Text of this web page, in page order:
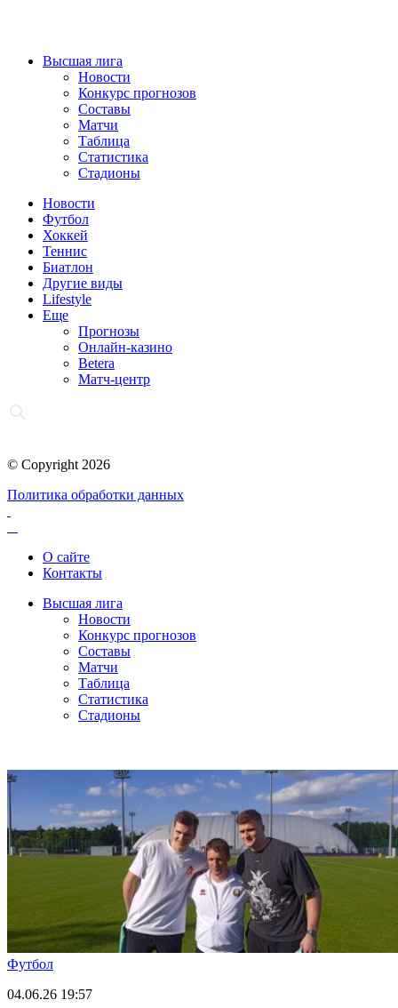
Высшая лига
Новости
Конкурс прогнозов
Составы
Матчи
Таблица
Статистика
Стадионы
Новости
Футбол
Хоккей
Теннис
Биатлон
Другие виды
Lifestyle
Еще
Прогнозы
Онлайн-казино
Betera
Матч-центр
© Copyright 2026
Политика обработки данных
О сайте
Контакты
Высшая лига
Новости
Конкурс прогнозов
Составы
Матчи
Таблица
Статистика
Стадионы
Футбол
04.06.26 19:57